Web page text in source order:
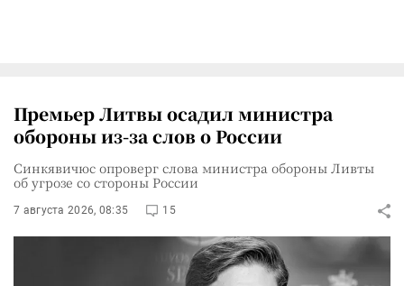
Премьер Литвы осадил министра
обороны из-за слов о России
Синкявичюс опроверг слова министра обороны Ливты
об угрозе со стороны России
7 августа 2026, 08:35 15